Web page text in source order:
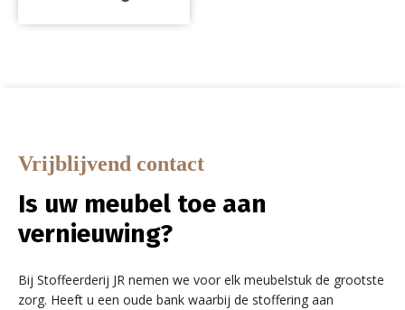
Vrijblijvend contact
Is uw meubel toe aan
vernieuwing?
Bij Stoffeerderij JR nemen we voor elk meubelstuk de grootste
zorg. Heeft u een oude bank waarbij de stoffering aan